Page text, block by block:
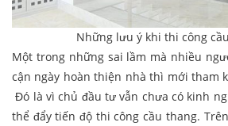
Những lưu ý khi thi công
Một trong những sai lầm mà nhiều
cận ngày hoàn thiện nhà thì mới tham
Đó là vì chủ đầu tư vẫn chưa có kinh
thể đẩy tiến độ thi công cầu thang.